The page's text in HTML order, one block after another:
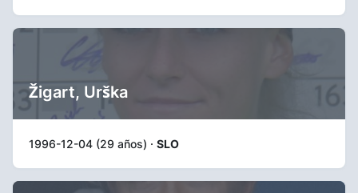
Žigart, Urška
1996-12-04 (29 años) · SLO